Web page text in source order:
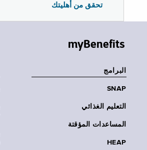
تحقق من أهليتك
myBenefits
البرامج
SNAP
التعليم الغذائي
المساعدات المؤقتة
HEAP